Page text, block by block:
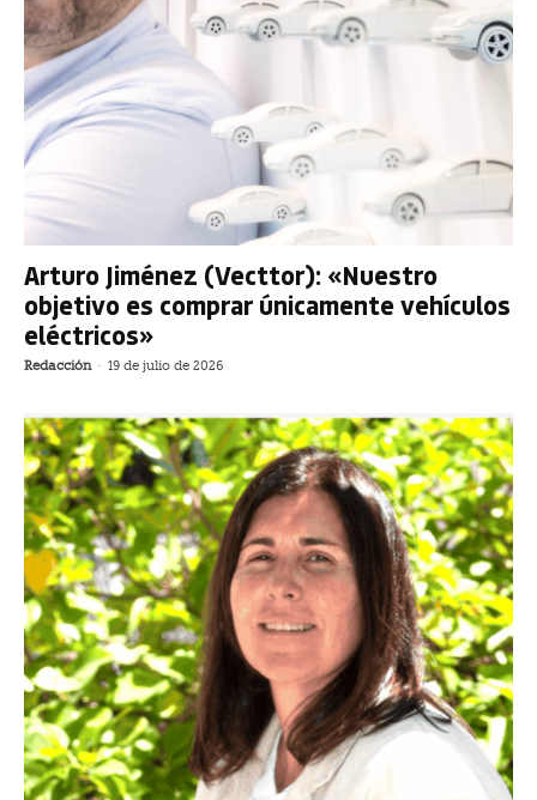
Arturo Jiménez (Vecttor): «Nuestro
objetivo es comprar únicamente vehículos
eléctricos»
Redacción - 19 de julio de 2026